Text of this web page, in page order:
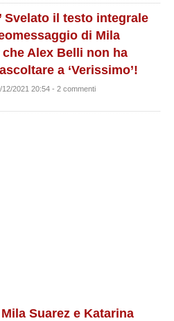
Svelato il testo integrale
di Mila
che Alex Belli non ha
a ‘Verissimo’!
12/2021 20:54 - 2 commenti
Mila Suarez e Katarina